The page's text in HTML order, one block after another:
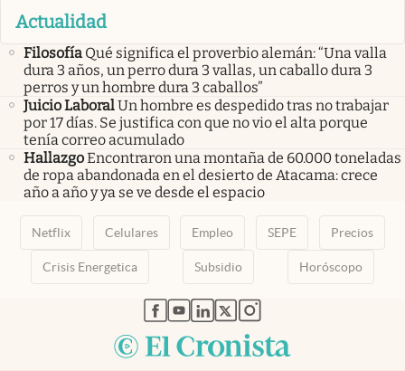
Actualidad
Filosofía Qué significa el proverbio alemán: “Una valla
dura 3 años, un perro dura 3 vallas, un caballo dura 3
perros y un hombre dura 3 caballos”
Juicio LaboralUn hombre es despedido tras no trabajar
por 17 días. Se justifica con que no vio el alta porque
tenía correo acumulado
HallazgoEncontraron una montaña de 60.000 toneladas
de ropa abandonada en el desierto de Atacama: crece
año a año y ya se ve desde el espacio
Netflix Celulares Empleo SEPE Precios
Crisis Energetica Subsidio Horóscopo
abre en nueva pestaña
abre en nueva pestaña
abre en nueva pestaña
abre en nueva pestaña
abre en nueva pestaña